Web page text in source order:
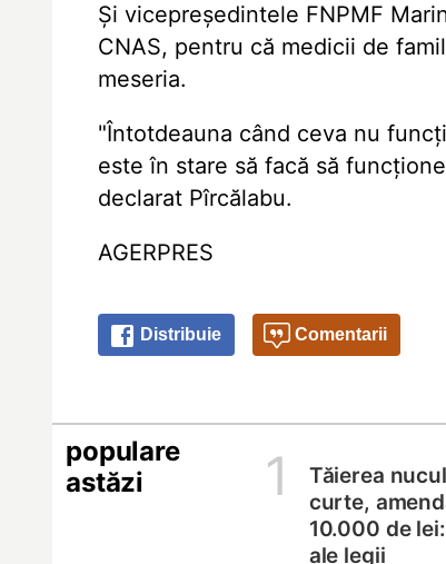
Și vicepreședintele FNPMF
CNAS, pentru că medicii de
meseria.
"Întotdeauna când ceva nu
este în stare să facă să
declarat Pîrcălabu.
AGERPRES
Distribuie Comentarii
populare
astăzi
1
Tăierea
curte,
10.000 de
ale legii